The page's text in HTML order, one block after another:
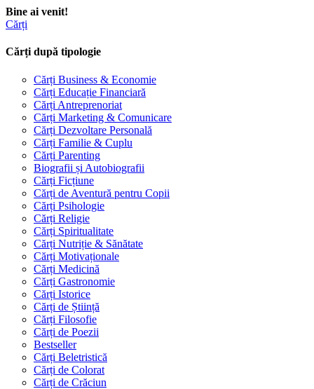
Bine ai venit!
Cărți
Cărți după tipologie
Cărți Business & Economie
Cărți Educație Financiară
Cărți Antreprenoriat
Cărți Marketing & Comunicare
Cărți Dezvoltare Personală
Cărți Familie & Cuplu
Cărți Parenting
Biografii și Autobiografii
Cărți Ficțiune
Cărți de Aventură pentru Copii
Cărți Psihologie
Cărți Religie
Cărți Spiritualitate
Cărți Nutriție & Sănătate
Cărți Motivaționale
Cărți Medicină
Cărți Gastronomie
Cărți Istorice
Cărți de Știință
Cărți Filosofie
Cărți de Poezii
Bestseller
Cărți Beletristică
Cărți de Colorat
Cărți de Crăciun